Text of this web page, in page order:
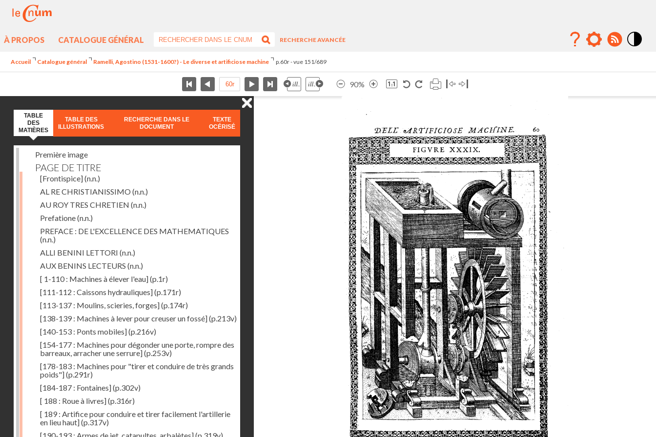
À PROPOS CATALOGUE GÉNÉRAL
RECHERCHE AVANCÉE
Accueil Catalogue général Ramelli, Agostino (1531-1600?) - Le diverse et artificiose machine p.60r - vue 151/689
90%
TABLE
DES
MATIÈRES
TABLE DES
ILLUSTRATIONS
RECHERCHE DANS LE
DOCUMENT
TEXTE
OCÉRISÉ
Première image
PAGE DE TITRE
[Frontispice](n.n.)
AL RE CHRISTIANISSIMO (n.n.)
AU ROY TRES CHRETIEN (n.n.)
Prefatione(n.n.)
PREFACE : DE L'EXCELLENCE DES MATHEMATIQUES
(n.n.)
ALLI BENINI LETTORI (n.n.)
AUX BENINS LECTEURS (n.n.)
[ 1-110 : Machines à élever l'eau](p.1r)
[111-112 : Caissons hydrauliques](p.171r)
[113-137 : Moulins, scieries, forges](p.174r)
[138-139 : Machines à lever pour creuser un fossé](p.213v)
[140-153 : Ponts mobiles](p.216v)
[154-177 : Machines pour dégonder une porte, rompre des
barreaux, arracher une serrure](p.253v)
[178-183 : Machines pour "tirer et conduire de très grands
poids"](p.291r)
[184-187 : Fontaines](p.302v)
[ 188 : Roue à livres](p.316r)
[ 189 : Artifice pour conduire et tirer facilement l'artillerie
en lieu haut](p.317v)